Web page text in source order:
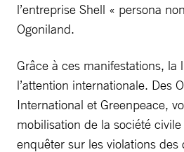
l’entreprise Shell « persona
Ogoniland.
Grâce à ces manifestations, la
l’attention internationale. Des
International et Greenpeace,
mobilisation de la société
enquêter sur les violations